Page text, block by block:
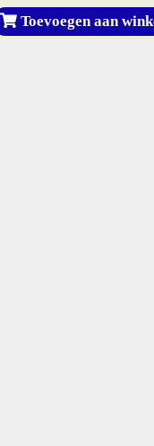
Toevoegen aan